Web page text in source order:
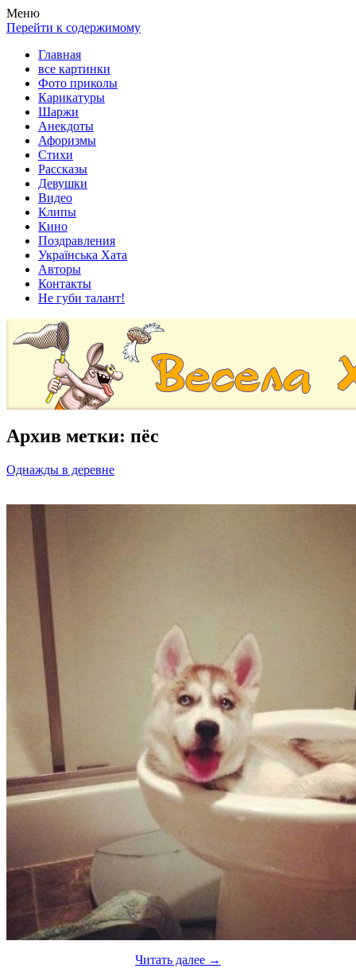
Весела хата — прикольные картинки, смешные истории,
клипы!
Покажем всем ваши фото приколы, карикатуры, шаржи, стихи,
рассказы, видео и песни!
Меню
Перейти к содержимому
Главная
все картинки
Фото приколы
Карикатуры
Шаржи
Анекдоты
Афоризмы
Стихи
Рассказы
Девушки
Видео
Клипы
Кино
Поздравления
Українська Хата
Авторы
Контакты
Не губи талант!
Архив метки: пёс
Однажды в деревне
Читать далее →